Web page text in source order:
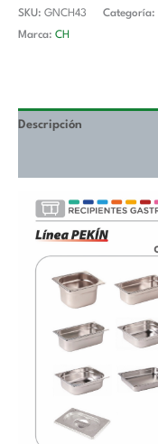
SKU: GNCH43 Categoría:
Marca: CH
Descripción